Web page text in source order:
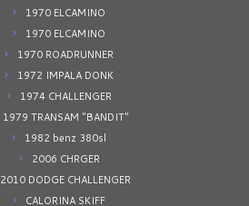
1970 ELCAMINO
1970 ELCAMINO
1970 ROADRUNNER
1972 IMPALA DONK
1974 CHALLENGER
1979 TRANSAM "BANDIT"
1982 benz 380sl
2006 CHRGER
2010 DODGE CHALLENGER
CALORINA SKIFF